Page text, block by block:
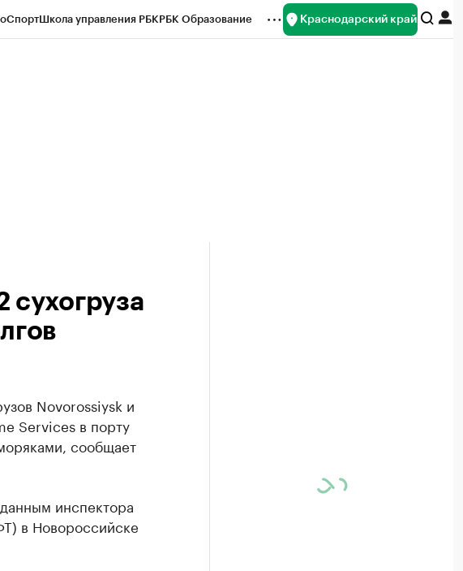
СпортШкола управления РБКРБК Образование Краснодарский край
сухогруза
Novorossiysk и
Services в порту
сообщает
инспектора
в Новороссийске